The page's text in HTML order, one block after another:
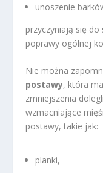
unoszenie
przyczyniają się do
poprawy ogólnej
Nie można
postawy, która
zmniejszenia
wzmacniające
postawy, takie jak:
planki,